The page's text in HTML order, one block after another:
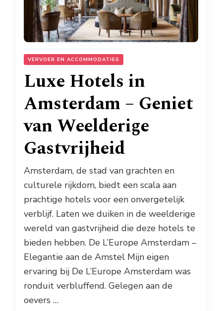
VERVOER EN ACCOMMODATIES
Luxe Hotels in
Amsterdam – Geniet
van Weelderige
Gastvrijheid
Amsterdam, de stad van grachten en
culturele rijkdom, biedt een scala aan
prachtige hotels voor een onvergetelijk
verblijf. Laten we duiken in de weelderige
wereld van gastvrijheid die deze hotels te
bieden hebben. De L’Europe Amsterdam –
Elegantie aan de Amstel Mijn eigen
ervaring bij De L’Europe Amsterdam was
ronduit verbluffend. Gelegen aan de
oevers …